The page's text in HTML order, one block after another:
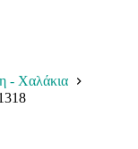
- Χαλάκια